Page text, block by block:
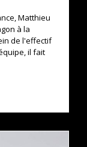
Matthieu
à la
de l'effectif
il fait